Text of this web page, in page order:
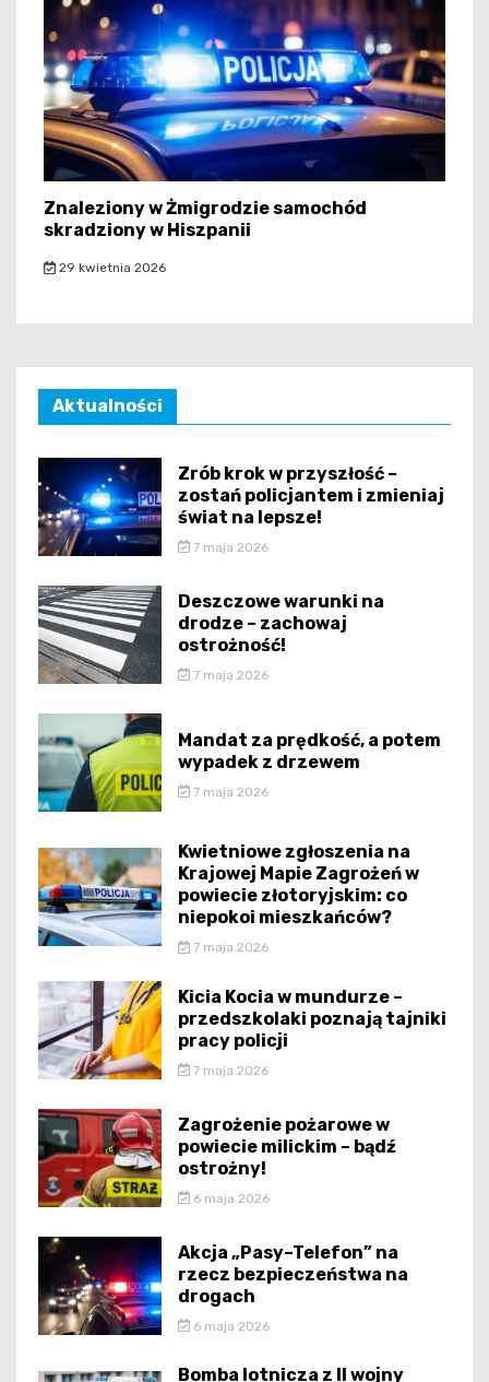
Znaleziony w Żmigrodzie samochód
skradziony w Hiszpanii
29 kwietnia 2026
Aktualności
Zrób krok w przyszłość –
zostań policjantem i zmieniaj
świat na lepsze!
7 maja 2026
Deszczowe warunki na
drodze – zachowaj
ostrożność!
7 maja 2026
Mandat za prędkość, a potem
wypadek z drzewem
7 maja 2026
Kwietniowe zgłoszenia na
Krajowej Mapie Zagrożeń w
powiecie złotoryjskim: co
niepokoi mieszkańców?
7 maja 2026
Kicia Kocia w mundurze –
przedszkolaki poznają tajniki
pracy policji
7 maja 2026
Zagrożenie pożarowe w
powiecie milickim – bądź
ostrożny!
6 maja 2026
Akcja „Pasy–Telefon” na
rzecz bezpieczeństwa na
drogach
6 maja 2026
Bomba lotnicza z II wojny